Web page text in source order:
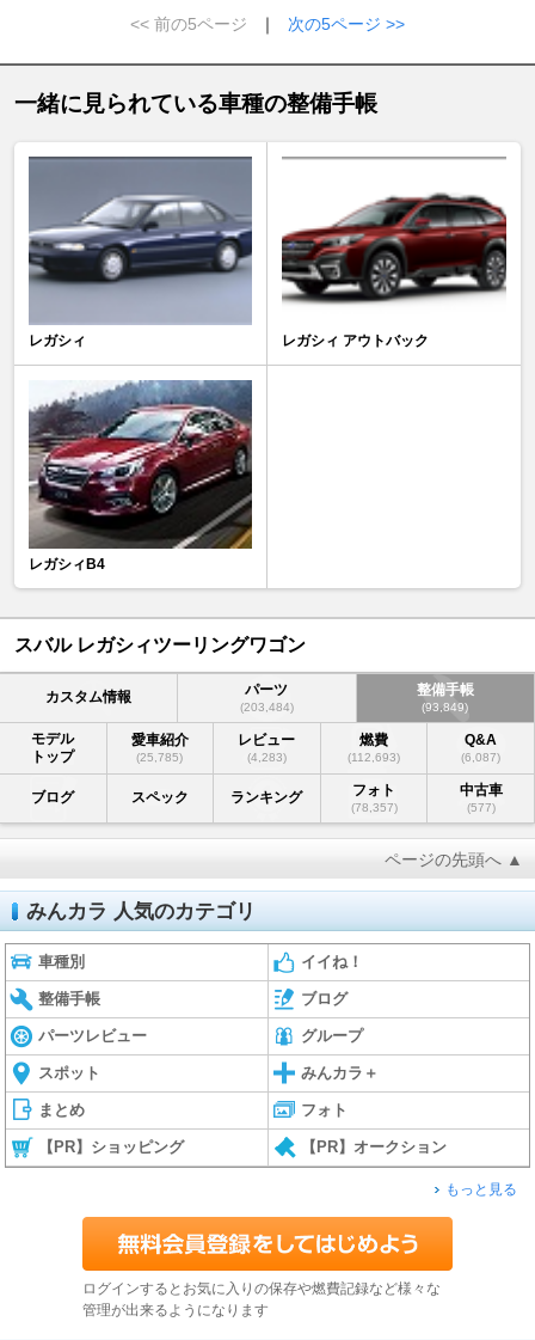
<< 前の5ページ ｜ 次の5ページ >>
一緒に見られている車種の整備手帳
レガシィ レガシィ アウトバック
レガシィB4
スバル レガシィツーリングワゴン
カスタム情報 パーツ
(203,484)
整備手帳
(93,849)
モデル
トップ
愛車紹介
(25,785)
レビュー
(4,283)
燃費
(112,693)
Q&A
(6,087)
ブログ スペック ランキング フォト
(78,357)
中古車
(577)
ページの先頭へ ▲
みんカラ 人気のカテゴリ
車種別 イイね！
整備手帳 ブログ
パーツレビュー グループ
スポット みんカラ＋
まとめ フォト
【PR】ショッピング 【PR】オークション
もっと見る
ログインするとお気に入りの保存や燃費記録など様々な
管理が出来るようになります